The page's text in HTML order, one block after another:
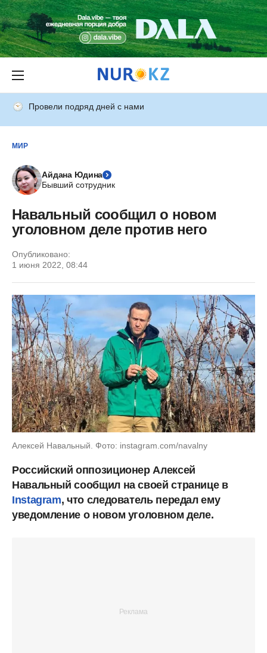
Провели подряд дней с нами
МИР
Айдана Юдина
Бывший сотрудник
Навальный сообщил о новом
уголовном деле против него
Опубликовано:
1 июня 2022, 08:44
Алексей Навальный. Фото: instagram.com/navalny
Российский оппозиционер Алексей
Навальный сообщил на своей странице в
Instagram, что следователь передал ему
уведомление о новом уголовном деле.